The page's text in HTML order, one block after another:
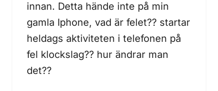
innan. Detta hände inte på min
gamla Iphone, vad är felet?? startar
heldags aktiviteten i telefonen på
fel klockslag?? hur ändrar man
det??